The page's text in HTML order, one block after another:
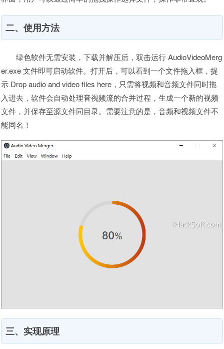
二、使用方法
绿色软件无需安装，下载并解压后，双击运行 AudioVideoMerg
er.exe 文件即可启动软件。打开后，可以看到一个文件拖入框，提
示 Drop audio and video files here，只需将视频和音频文件同时拖
入进去，软件会自动处理音视频流的合并过程，生成一个新的视频
文件，并保存至源文件同目录。需要注意的是，音频和视频文件不
能同名！
三、实现原理